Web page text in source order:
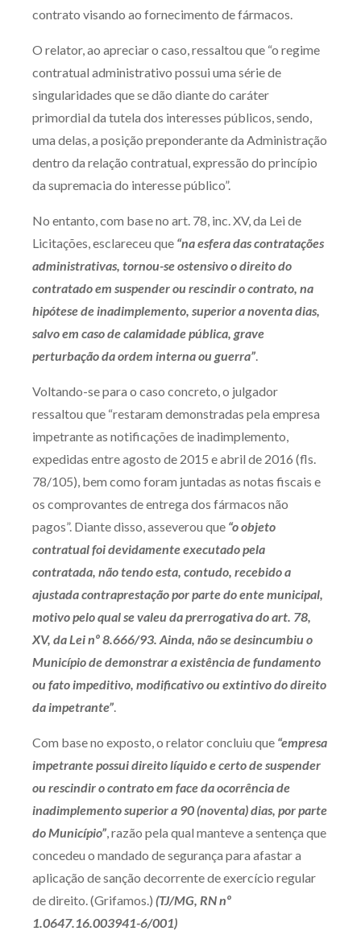
Capacitação
Zênite Online
Eventos presenciais
Zênite in Company
Diferenciais
Receba por RSS
Av. Sete de Setembro, 4698
Batel Curitiba/PR CEP80240-000
Telefone (41) 2109-8666
Whatsapp (41) 98881-6616
contrato visando ao fornecimento de fármacos.
O relator, ao apreciar o caso, ressaltou que “o regime
contratual administrativo possui uma série de
singularidades que se dão diante do caráter
primordial da tutela dos interesses públicos, sendo,
uma delas, a posição preponderante da Administração
dentro da relação contratual, expressão do princípio
da supremacia do interesse público”.
No entanto, com base no art. 78, inc. XV, da Lei de
Licitações, esclareceu que “na esfera das contratações
administrativas, tornou-se ostensivo o direito do
contratado em suspender ou rescindir o contrato, na
hipótese de inadimplemento, superior a noventa dias,
salvo em caso de calamidade pública, grave
perturbação da ordem interna ou guerra”.
Voltando-se para o caso concreto, o julgador
ressaltou que “restaram demonstradas pela empresa
impetrante as notificações de inadimplemento,
expedidas entre agosto de 2015 e abril de 2016 (fls.
78/105), bem como foram juntadas as notas fiscais e
os comprovantes de entrega dos fármacos não
pagos”. Diante disso, asseverou que “o objeto
contratual foi devidamente executado pela
contratada, não tendo esta, contudo, recebido a
ajustada contraprestação por parte do ente municipal,
motivo pelo qual se valeu da prerrogativa do art. 78,
XV, da Lei nº 8.666/93. Ainda, não se desincumbiu o
Município de demonstrar a existência de fundamento
ou fato impeditivo, modificativo ou extintivo do direito
da impetrante”.
Com base no exposto, o relator concluiu que “empresa
impetrante possui direito líquido e certo de suspender
ou rescindir o contrato em face da ocorrência de
inadimplemento superior a 90 (noventa) dias, por parte
do Município”, razão pela qual manteve a sentença que
concedeu o mandado de segurança para afastar a
aplicação de sanção decorrente de exercício regular
de direito. (Grifamos.) (TJ/MG, RN nº
1.0647.16.003941-6/001)